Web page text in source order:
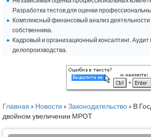
Разработка тестов для оценки
Комплексный финансовый анализ деятельности
собственника.
Кадровый и организационный консалтинг. Аудит
делопроизводства.
Главная » Новости » Законодательство» В
двойном увеличении МРОТ